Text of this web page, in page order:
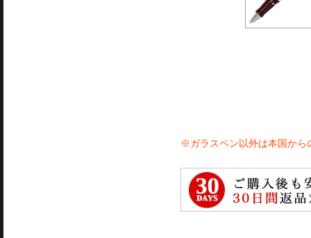
※ガラスペン以外は本国から